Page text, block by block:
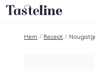
Till Tastelines startsida
Hem / Recept /